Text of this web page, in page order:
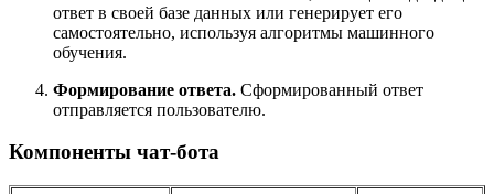
ответ в своей базе данных или генерирует его
самостоятельно, используя алгоритмы машинного
обучения.
Формирование ответа. Сформированный ответ
отправляется пользователю.
Компоненты чат-бота